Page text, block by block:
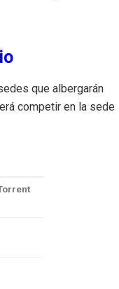
que albergarán
competir en la sede